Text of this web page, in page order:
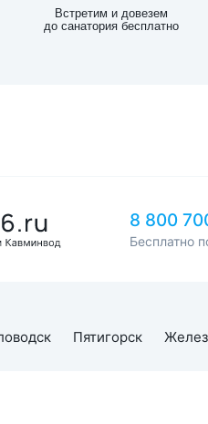
Встретим и довезем
до санатория бесплатно
8 800
Бесплатно
Пятигорск